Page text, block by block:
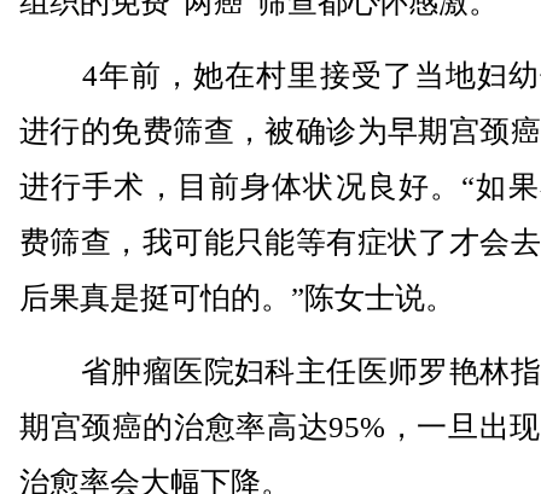
4年前，她在村里接受了当地妇幼
进行的免费筛查，被确诊为早期宫颈
进行手术，目前身体状况良好。“如
费筛查，我可能只能等有症状了才会
后果真是挺可怕的。”陈女士说。
省肿瘤医院妇科主任医师罗艳林
期宫颈癌的治愈率高达95%，一旦出
治愈率会大幅下降。